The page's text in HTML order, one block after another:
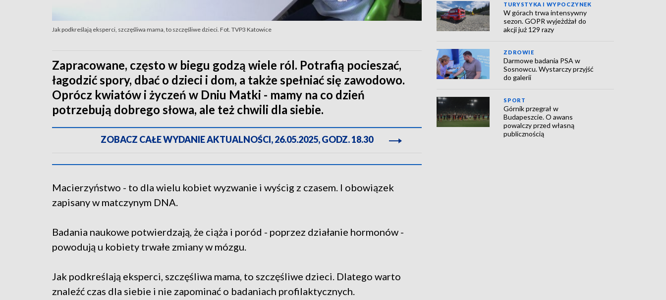
Jak podkreślają eksperci, szczęśliwa mama, to szczęśliwe dzieci. Fot. TVP3 Katowice
Zapracowane, często w biegu godzą wiele ról. Potrafią pocieszać,
łagodzić spory, dbać o dzieci i dom, a także spełniać się zawodowo.
Oprócz kwiatów i życzeń w Dniu Matki - mamy na co dzień
potrzebują dobrego słowa, ale też chwili dla siebie.
ZOBACZ CAŁE WYDANIE AKTUALNOŚCI, 26.05.2025, GODZ. 18.30
Macierzyństwo - to dla wielu kobiet wyzwanie i wyścig z czasem. I obowiązek
zapisany w matczynym DNA.
Badania naukowe potwierdzają, że ciąża i poród - poprzez działanie hormonów -
powodują u kobiety trwałe zmiany w mózgu.
Jak podkreślają eksperci, szczęśliwa mama, to szczęśliwe dzieci. Dlatego warto
znaleźć czas dla siebie i nie zapominać o badaniach profilaktycznych.
TURYSTYKA I WYPOCZYNEK
W górach trwa intensywny
sezon. GOPR wyjeżdżał do
akcji już 129 razy
ZDROWIE
Darmowe badania PSA w
Sosnowcu. Wystarczy przyjść
do galerii
SPORT
Górnik przegrał w
Budapeszcie. O awans
powalczy przed własną
publicznością